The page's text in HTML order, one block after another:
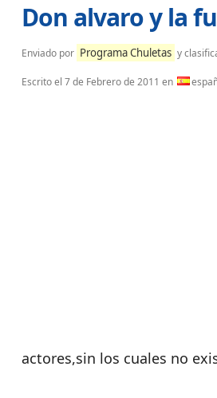
Don alvaro y la
Enviado por Programa Chuletas y
Escrito el 7 de Febrero de 2011 en
actores,sin los cuales no